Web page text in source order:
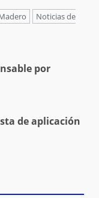
Noticias de
por
de aplicación